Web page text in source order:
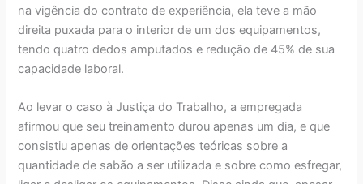
na vigência do contrato de experiência, ela teve a mão
direita puxada para o interior de um dos equipamentos,
tendo quatro dedos amputados e redução de 45% de sua
capacidade laboral.
Ao levar o caso à Justiça do Trabalho, a empregada
afirmou que seu treinamento durou apenas um dia, e que
consistiu apenas de orientações teóricas sobre a
quantidade de sabão a ser utilizada e sobre como esfregar,